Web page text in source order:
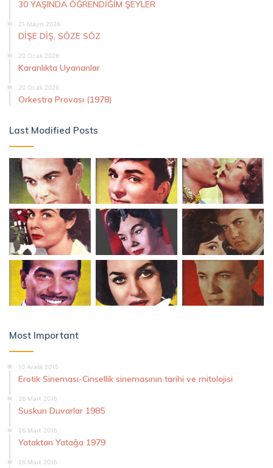
30 YAŞINDA ÖĞRENDİĞİM ŞEYLER
21 Mayıs 2026
DİŞE DİŞ, SÖZE SÖZ
20 Ocak 2026
Karanlıkta Uyananlar
20 Ocak 2026
Orkestra Provası (1978)
Last Modified Posts
Most Important
10 Aralık 2015
Erotik Sineması-Cinsellik sinemasının tarihi ve mitolojisi
26 Mart 2015
Suskun Duvarlar 1985
26 Mart 2015
Yataktan Yatağa 1979
26 Mart 2015